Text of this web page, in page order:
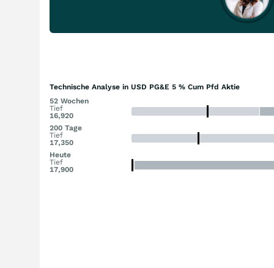
Technische Analyse in USD PG&E 5 % Cum Pfd Aktie
52 Wochen
Tief
16,920
200 Tage
Tief
17,350
Heute
Tief
17,900